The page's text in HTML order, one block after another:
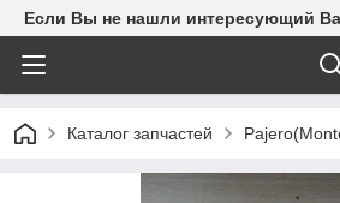
Если Вы не нашли интересующий
Каталог запчастей